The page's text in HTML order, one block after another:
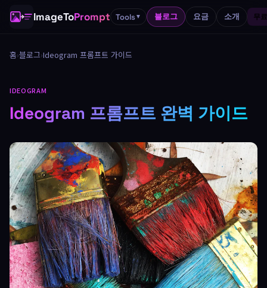
ImageToPrompt Tools▼ 블로그 요금 소개 무
홈›블로그›Ideogram 프롬프트 가이드
IDEOGRAM
Ideogram 프롬프트 완벽 가이드